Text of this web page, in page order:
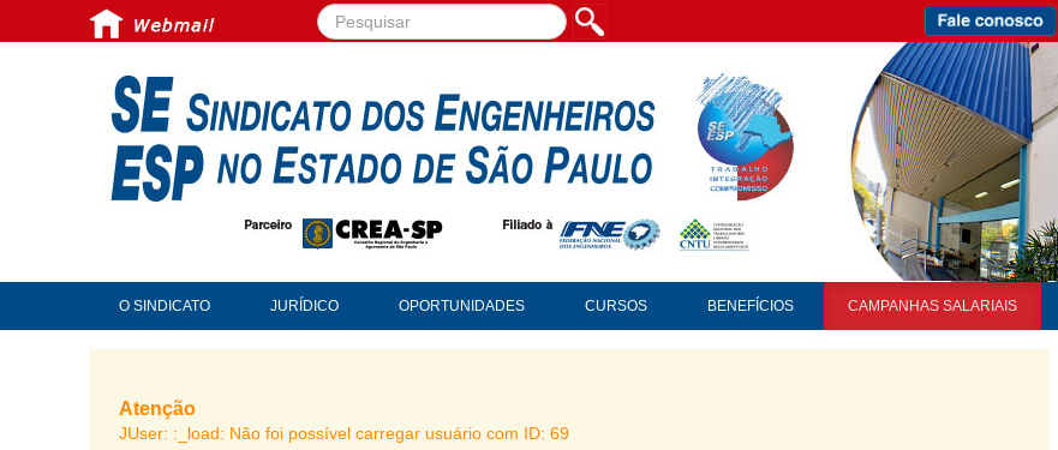
Pesquisar...
O SINDICATO JURÍDICO OPORTUNIDADES CURSOS BENEFÍCIOS CAMPANHAS SALARIAIS
Atenção
JUser: :_load: Não foi possível carregar usuário com ID: 69